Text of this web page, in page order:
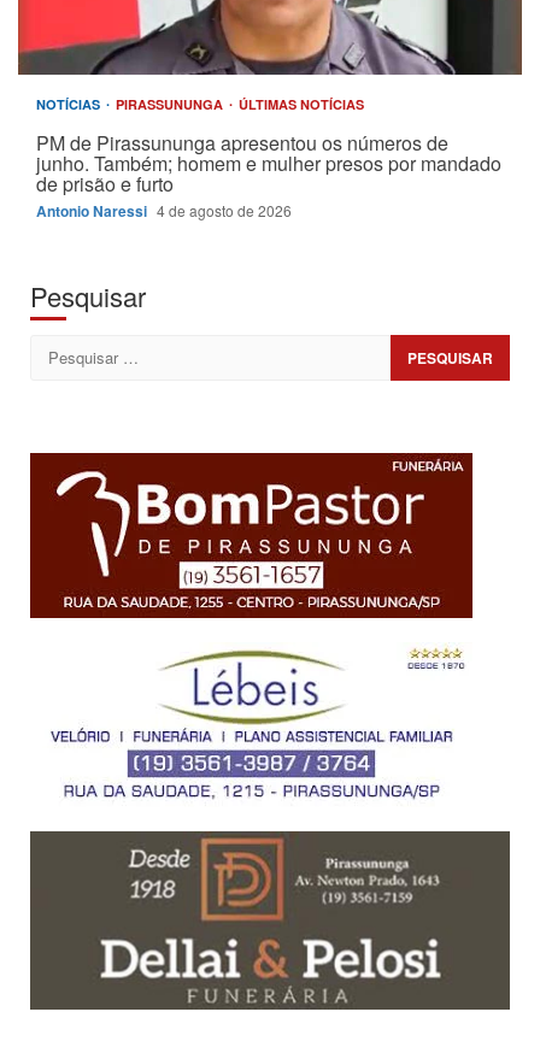
NOTÍCIAS PIRASSUNUNGA ÚLTIMAS NOTÍCIAS
PM de Pirassununga apresentou os números de
junho. Também; homem e mulher presos por mandado
de prisão e furto
Antonio Naressi 4 de agosto de 2026
Pesquisar
Pesquisar